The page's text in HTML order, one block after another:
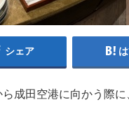
シェア
成田空港に向かう際